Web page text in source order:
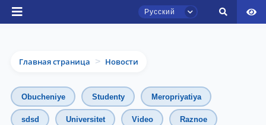
Русский
Главная страница > Новости
Obucheniye Studenty Meropriyatiya
sdsd Universitet Video Raznoe